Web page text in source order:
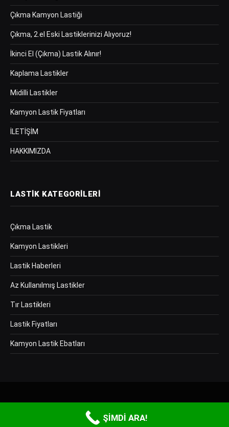
Çıkma Kamyon Lastiği
Çıkma, 2.el Eski Lastiklerinizi Alıyoruz!
İkinci El (Çıkma) Lastik Alınır!
Kaplama Lastikler
Midilli Lastikler
Kamyon Lastik Fiyatları
İLETİŞİM
HAKKIMIZDA
LASTIK KATEGORILERI
Çıkma Lastik
Kamyon Lastikleri
Lastik Haberleri
Az Kullanılmış Lastikler
Tır Lastikleri
Lastik Fiyatları
Kamyon Lastik Ebatları
ŞİMDİ ARA!